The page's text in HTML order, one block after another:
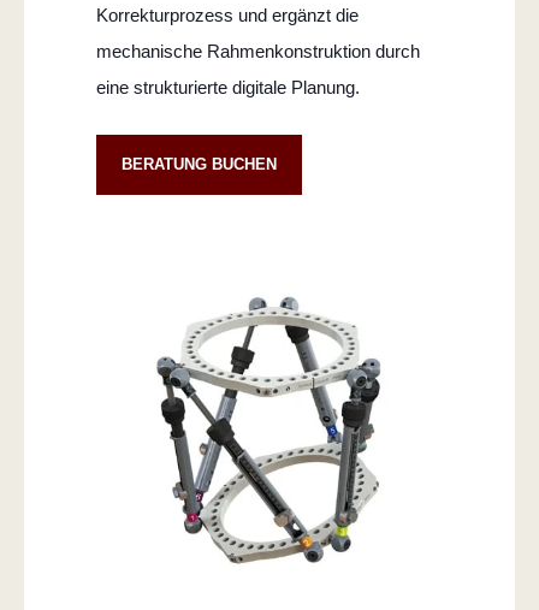
Korrekturprozess und ergänzt die
mechanische Rahmenkonstruktion durch
eine strukturierte digitale Planung.
BERATUNG BUCHEN